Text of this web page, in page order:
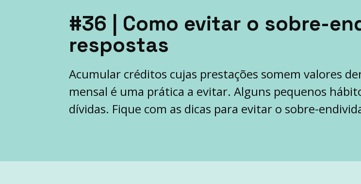
#36 | Como evitar o sobre-
respostas
Acumular créditos cujas prestações somem valores
mensal é uma prática a evitar. Alguns pequenos
dívidas. Fique com as dicas para evitar o sobre-